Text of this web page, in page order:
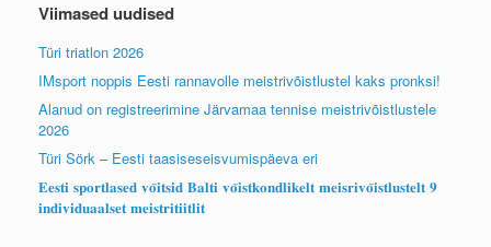
Viimased uudised
Türi triatlon 2026
IMsport noppis Eesti rannavolle meistrivõistlustel kaks pronksi!
Alanud on registreerimine Järvamaa tennise meistrivõistlustele
2026
Türi Sörk – Eesti taasiseseisvumispäeva eri
𝐄𝐞𝐬𝐭𝐢 𝐬𝐩𝐨𝐫𝐭𝐥𝐚𝐬𝐞𝐝 𝐯𝐨̃𝐢𝐭𝐬𝐢𝐝 𝐁𝐚𝐥𝐭𝐢 𝐯𝐨̃𝐢𝐬𝐭𝐤𝐨𝐧𝐝𝐥𝐢𝐤𝐞𝐥𝐭 𝐦𝐞𝐢𝐬𝐫𝐢𝐯𝐨̃𝐢𝐬𝐭𝐥𝐮𝐬𝐭𝐞𝐥𝐭 𝟗
𝐢𝐧𝐝𝐢𝐯𝐢𝐝𝐮𝐚𝐚𝐥𝐬𝐞𝐭 𝐦𝐞𝐢𝐬𝐭𝐫𝐢𝐭𝐢𝐢𝐭𝐥𝐢𝐭